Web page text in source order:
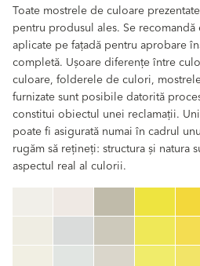
Toate mostrele de culoare
pentru produsul ales. Se recomandă
aplicate pe fațadă pentru aprobare
completă. Ușoare diferențe între
culoare, folderele de culori,
furnizate sunt posibile datorită
constitui obiectul unei reclamații.
poate fi asigurată numai în cadrul
rugăm să rețineți: structura și natura
aspectul real al culorii.